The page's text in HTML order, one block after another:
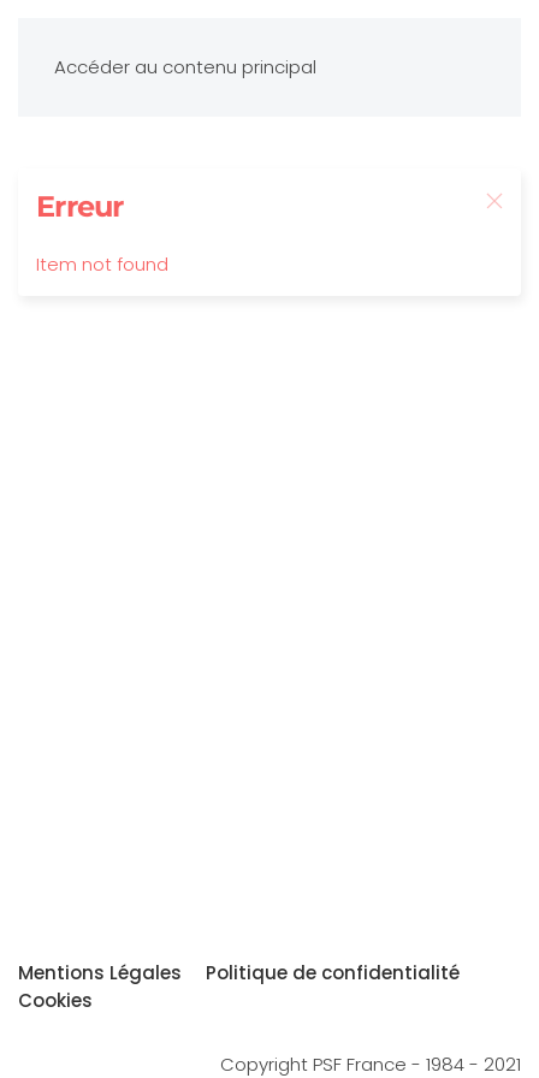
Accéder au contenu principal
Erreur
Item not found
Mentions Légales
Politique de confidentialité
Cookies
Copyright PSF France - 1984 - 2021